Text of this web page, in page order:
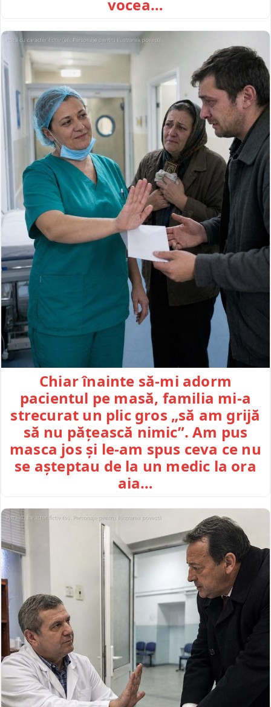
vocea…
Chiar înainte să-mi adorm
pacientul pe masă, familia mi-a
strecurat un plic gros „să am grijă
să nu pățească nimic”. Am pus
masca jos și le-am spus ceva ce nu
se așteptau de la un medic la ora
aia…